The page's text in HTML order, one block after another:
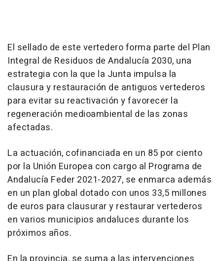
El sellado de este vertedero forma parte del Plan
Integral de Residuos de Andalucía 2030, una
estrategia con la que la Junta impulsa la
clausura y restauración de antiguos vertederos
para evitar su reactivación y favorecer la
regeneración medioambiental de las zonas
afectadas.
La actuación, cofinanciada en un 85 por ciento
por la Unión Europea con cargo al Programa de
Andalucía Feder 2021-2027, se enmarca además
en un plan global dotado con unos 33,5 millones
de euros para clausurar y restaurar vertederos
en varios municipios andaluces durante los
próximos años.